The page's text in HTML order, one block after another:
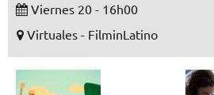
Viernes 20 - 16h00
Virtuales - FilminLatino